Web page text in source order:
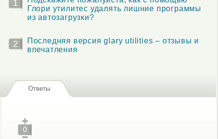
1
Глори утилитес удалять лишние программы
из автозагрузки?
2
Последняя версия glary utilities – отзывы и
впечатления
Ответы
0